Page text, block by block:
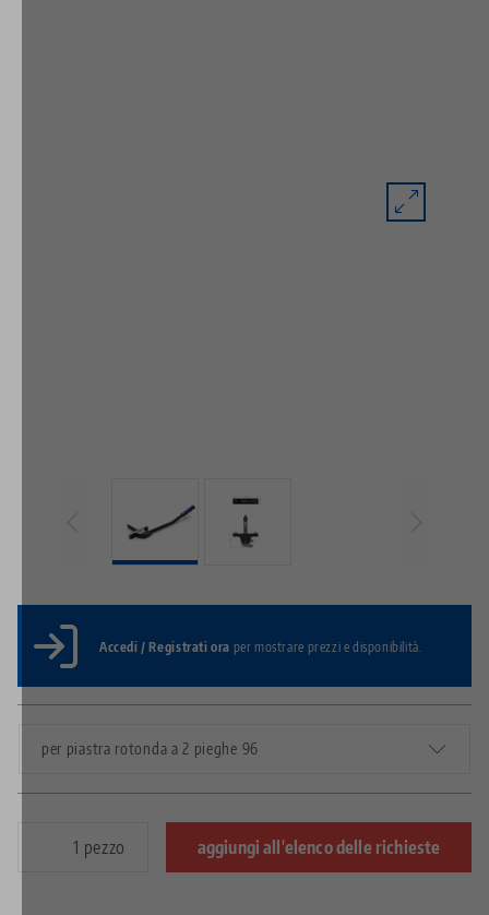
Accedi / Registrati ora per mostrare prezzi e disponibilità.
per piastra rotonda a 2 pieghe 96
pezzo aggiungi all'elenco delle richieste